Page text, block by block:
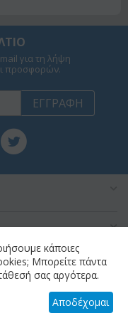
για τη λήψη
προσφορών.
ΕΓΓΡΑΦΉ
κάποιες
Μπορείτε πάντα
σας αργότερα.
Αποδέχομαι